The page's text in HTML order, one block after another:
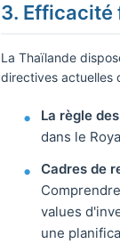
3. Efficacité
La Thaïlande
directives actuelles
La règle
dans le
Cadres de
values
une